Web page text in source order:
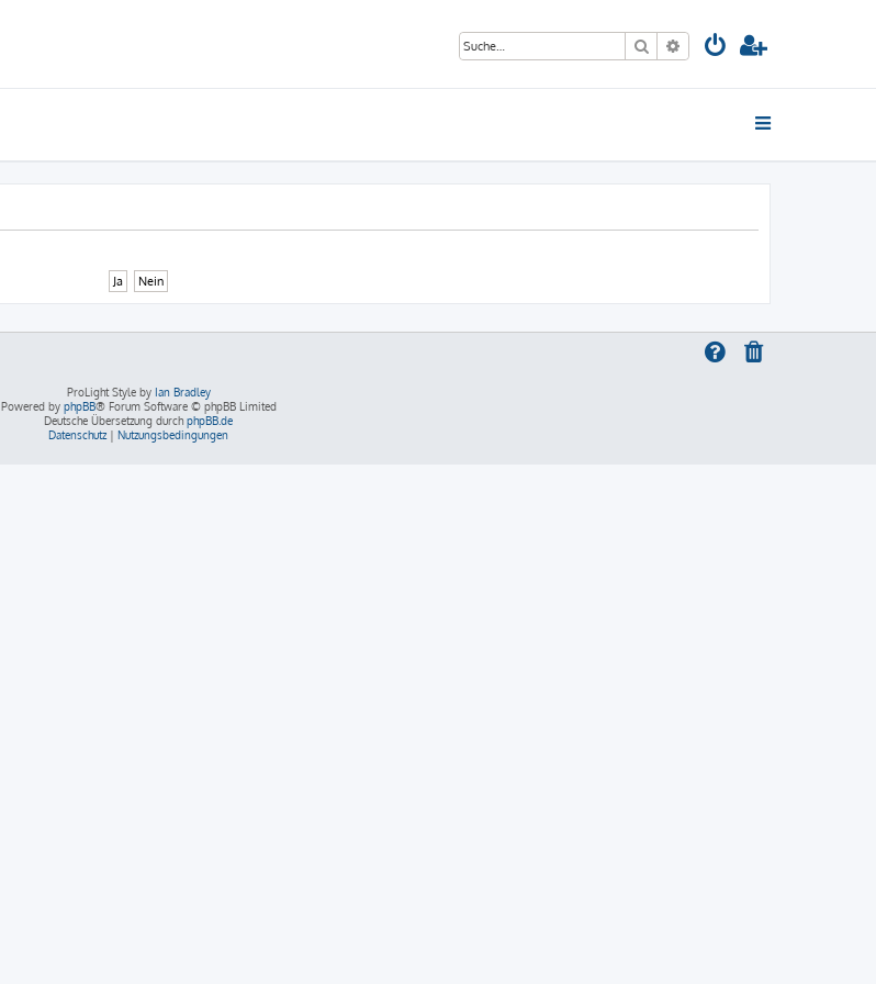
Suche Erweiterte Suche
ProLight Style by Ian Bradley
Powered by phpBB® Forum Software © phpBB Limited
Deutsche Übersetzung durch phpBB.de
Datenschutz | Nutzungsbedingungen